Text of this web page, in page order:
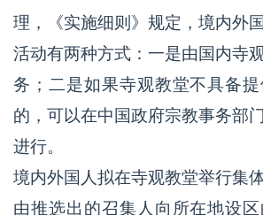
理，《实施细则》规定，境内外
活动有两种方式：一是由国内寺
务；二是如果寺观教堂不具备
的，可以在中国政府宗教事务部
进行。
境内外国人拟在寺观教堂举行集
由推选出的召集人向所在地设区